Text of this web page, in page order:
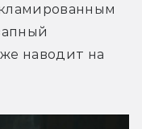
наводит на